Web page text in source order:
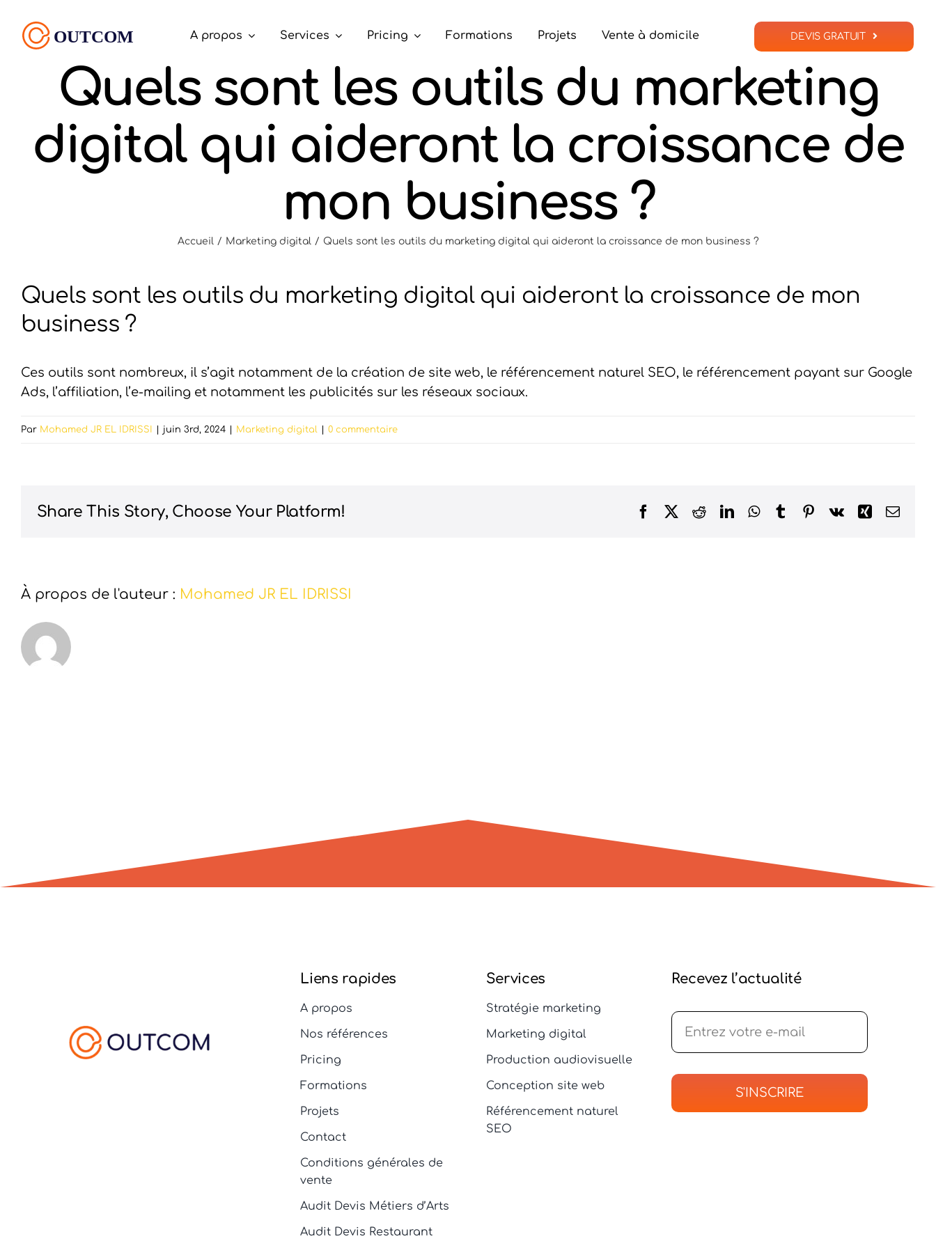
contenu
A propos Services Pricing Formations Projets Vente à domicile DEVIS GRATUIT
Quels sont les outils du marketing
digital qui aideront la croissance de
mon business ?
Accueil Marketing digital Quels sont les outils du marketing digital qui aideront la croissance de mon business ?
Quels sont les outils du marketing digital qui aideront la croissance de mon
business ?
Ces outils sont nombreux, il s’agit notamment de la création de site web, le référencement naturel SEO, le référencement payant sur Google
Ads, l’affiliation, l’e-mailing et notamment les publicités sur les réseaux sociaux.
Par Mohamed JR EL IDRISSI juin 3rd, 2024 Marketing digital 0 commentaire
Share This Story, Choose Your Platform! Facebook
X RedditLinkedInWhatsApp
TumblrPinterest
Vk XingEmail
À propos de l'auteur : Mohamed JR EL IDRISSI
Liens rapides
A propos
Nos références
Pricing
Formations
Projets
Contact
Conditions générales de
vente
Audit Devis Métiers d’Arts
Audit Devis Restaurant
Services
Stratégie marketing
Marketing digital
Production audiovisuelle
Conception site web
Référencement naturel
SEO
Recevez l’actualité
S'INSCRIRE